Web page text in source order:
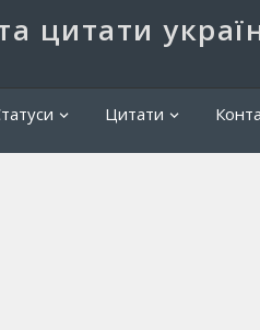
цитати
Цитати